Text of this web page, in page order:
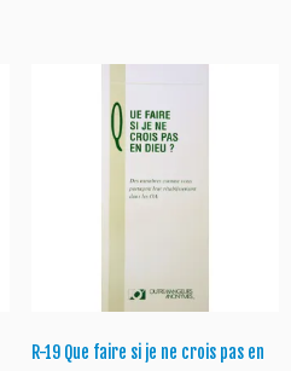
R-19 Que faire si je ne crois pas en